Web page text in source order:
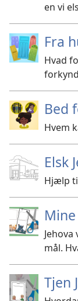
en vi
Fra
Hvad
Bed
Hvem
Elsk
Hjælp
mål.
Tjen